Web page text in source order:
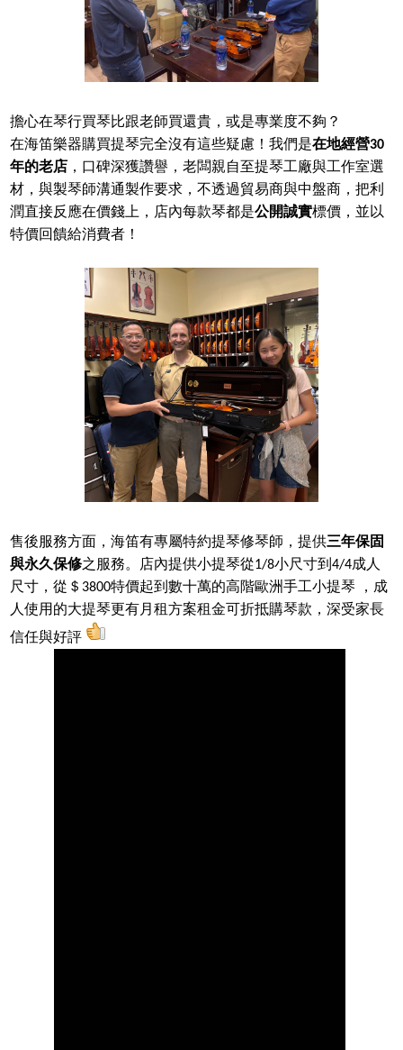
擔心在琴行買琴比跟老師買還貴，或是專業度不夠？
在海笛樂器購買提琴完全沒有這些疑慮！我們是在地經營30
年的老店 ，口碑深獲讚譽，老闆親自至提琴工廠與工作室選
材，與製琴師溝通製作要求，不透過貿易商與中盤商，把利
潤直接反應在價錢上，店內每款琴都是公開誠實標價，並以
特價回饋給消費者！
售後服務方面，海笛有專屬特約提琴修琴師，提供三年保固
與永久保修之服務。店內提供小提琴從1/8小尺寸到4/4成人
尺寸，從＄3800特價起到數十萬的高階歐洲手工小提琴 ，成
人使用的大提琴更有月租方案租金可折抵購琴款，深受家長
信任與好評